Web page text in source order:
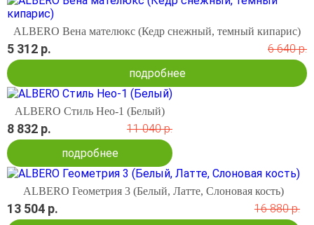
ALBERO Вена мателюкс (Кедр снежный, темный кипарис)
5 312 р.
6 640 р.
подробнее
ALBERO Стиль Нео-1 (Белый)
8 832 р.
11 040 р.
подробнее
ALBERO Геометрия 3 (Белый, Латте, Слоновая кость)
13 504 р.
16 880 р.